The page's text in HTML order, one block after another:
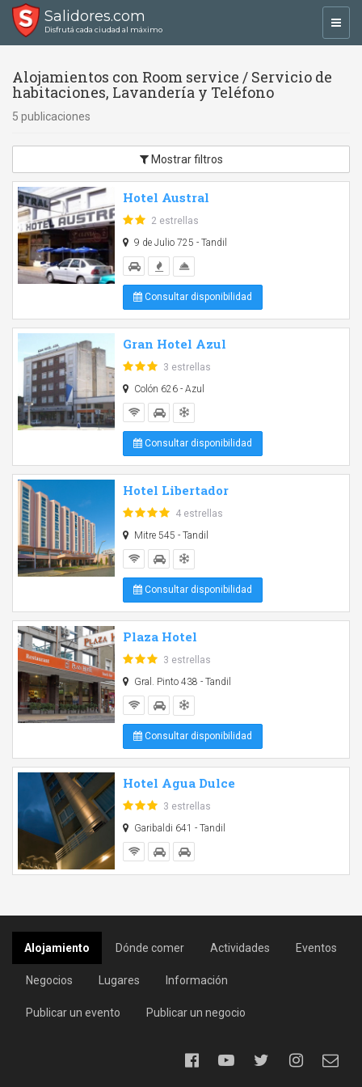
Salidores.com
Disfrutá cada ciudad al máximo
Alojamientos con Room service / Servicio de
habitaciones, Lavandería y Teléfono
5 publicaciones
Mostrar filtros
Hotel Austral
2 estrellas
9 de Julio 725 - Tandil
Consultar disponibilidad
Gran Hotel Azul
3 estrellas
Colón 626 - Azul
Consultar disponibilidad
Hotel Libertador
4 estrellas
Mitre 545 - Tandil
Consultar disponibilidad
Plaza Hotel
3 estrellas
Gral. Pinto 438 - Tandil
Consultar disponibilidad
Hotel Agua Dulce
3 estrellas
Garibaldi 641 - Tandil
Alojamiento Dónde comer Actividades Eventos
Negocios Lugares Información
Publicar un evento Publicar un negocio